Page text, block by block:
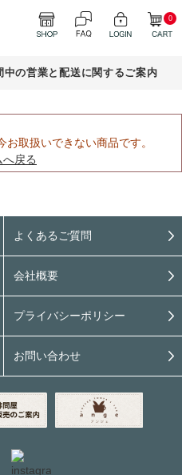
0
中の営業と配送に関するご案内
取扱いできない商品です。
へ戻る
よくあるご質問
会社概要
プライバシーポリシー
お問い合わせ